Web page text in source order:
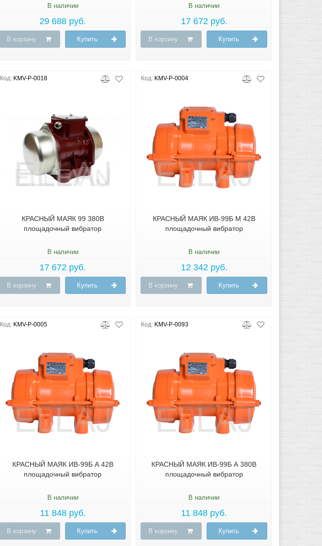
В наличии
29 688 руб.
В корзину Купить
В наличии
17 672 руб.
В корзину Купить
Код: KMV-P-0018
КРАСНЫЙ МАЯК 99 380В
площадочный вибратор
В наличии
17 672 руб.
В корзину Купить
Код: KMV-P-0004
КРАСНЫЙ МАЯК ИВ-99Б М 42В
площадочный вибратор
В наличии
12 342 руб.
В корзину Купить
Код: KMV-P-0005
КРАСНЫЙ МАЯК ИВ-99Б А 42В
площадочный вибратор
В наличии
11 848 руб.
В корзину Купить
Код: KMV-P-0093
КРАСНЫЙ МАЯК ИВ-99Б А 380В
площадочный вибратор
В наличии
11 848 руб.
В корзину Купить